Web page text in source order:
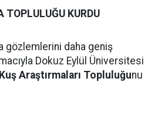
TOPLULUĞU KURDU
gözlemlerini daha geniş
Dokuz Eylül Üniversitesi
Araştırmaları Topluluğunu